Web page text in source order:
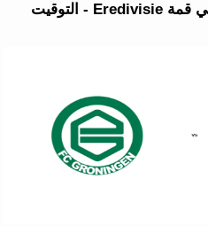
PEC Zwolle ضد AFC Ajax في قمة Eredivisie - التوقيت